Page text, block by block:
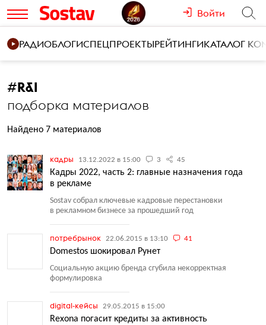
Войти
РАДИОБЛОГИСПЕЦПРОЕКТЫРЕЙТИНГИКАТАЛОГ
#R&I
подборка материалов
Найдено 7 материалов
кадры 13.12.2022 в 15:00 3 45
Кадры 2022, часть 2: главные назначения года
в рекламе
Sostav собрал ключевые кадровые перестановки
в рекламном бизнесе за прошедший год
потребрынок 22.06.2015 в 13:10 41
Domestos шокировал Рунет
Социальную акцию бренда сгубила некорректная
формулировка
digital-кейсы 29.05.2015 в 15:00
Rexona погасит кредиты за активность